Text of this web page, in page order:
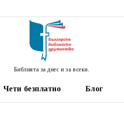
Библията за днес и за всеки.
Чети безплатно Блог